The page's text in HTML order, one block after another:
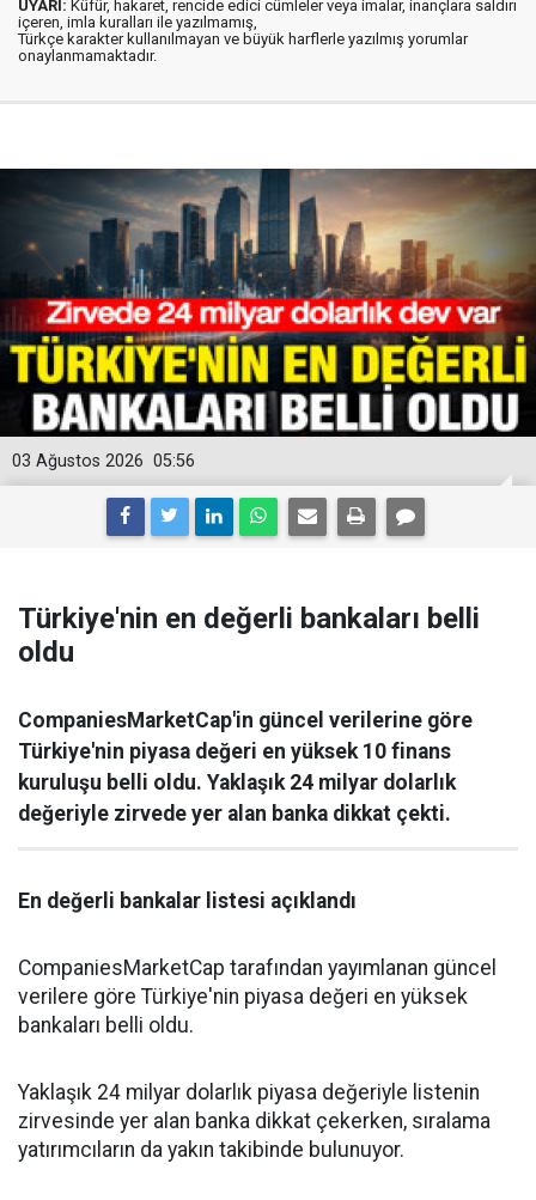
UYARI: Küfür, hakaret, rencide edici cümleler veya imalar, inançlara saldırı
içeren, imla kuralları ile yazılmamış,
Türkçe karakter kullanılmayan ve büyük harflerle yazılmış yorumlar
onaylanmamaktadır.
05:56
03 Ağustos 2026
Türkiye'nin en değerli bankaları belli
oldu
CompaniesMarketCap'in güncel verilerine göre
Türkiye'nin piyasa değeri en yüksek 10 finans
kuruluşu belli oldu. Yaklaşık 24 milyar dolarlık
değeriyle zirvede yer alan banka dikkat çekti.
En değerli bankalar listesi açıklandı
CompaniesMarketCap tarafından yayımlanan güncel
verilere göre Türkiye'nin piyasa değeri en yüksek
bankaları belli oldu.
Yaklaşık 24 milyar dolarlık piyasa değeriyle listenin
zirvesinde yer alan banka dikkat çekerken, sıralama
yatırımcıların da yakın takibinde bulunuyor.